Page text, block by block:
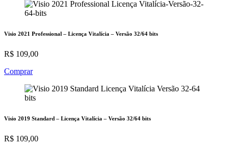
Visio 2021 Professional – Licença Vitalícia – Versão 32/64 bits
R$ 109,00
Comprar
Visio 2019 Standard – Licença Vitalícia – Versão 32/64 bits
R$ 109,00